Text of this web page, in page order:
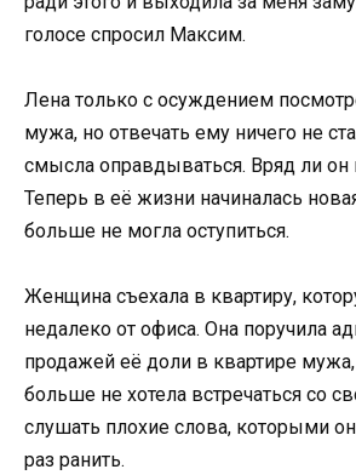
голосе спросил Максим.
Лена только с осуждением
мужа, но отвечать ему ничего не
смысла оправдываться. Вряд ли он
Теперь в её жизни начиналась
больше не могла оступиться.
Женщина съехала в квартиру,
недалеко от офиса. Она поручила
продажей её доли в квартире
больше не хотела встречаться со
слушать плохие слова, которыми
раз ранить.